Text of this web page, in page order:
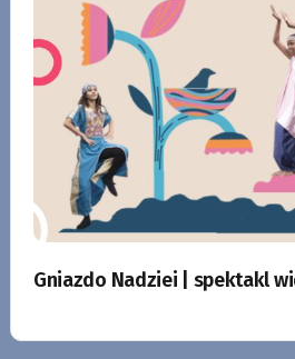
Gniazdo Nadziei | spektakl